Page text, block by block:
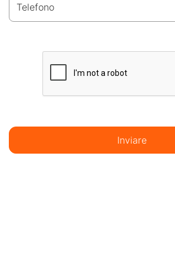
Telefono
Inviare